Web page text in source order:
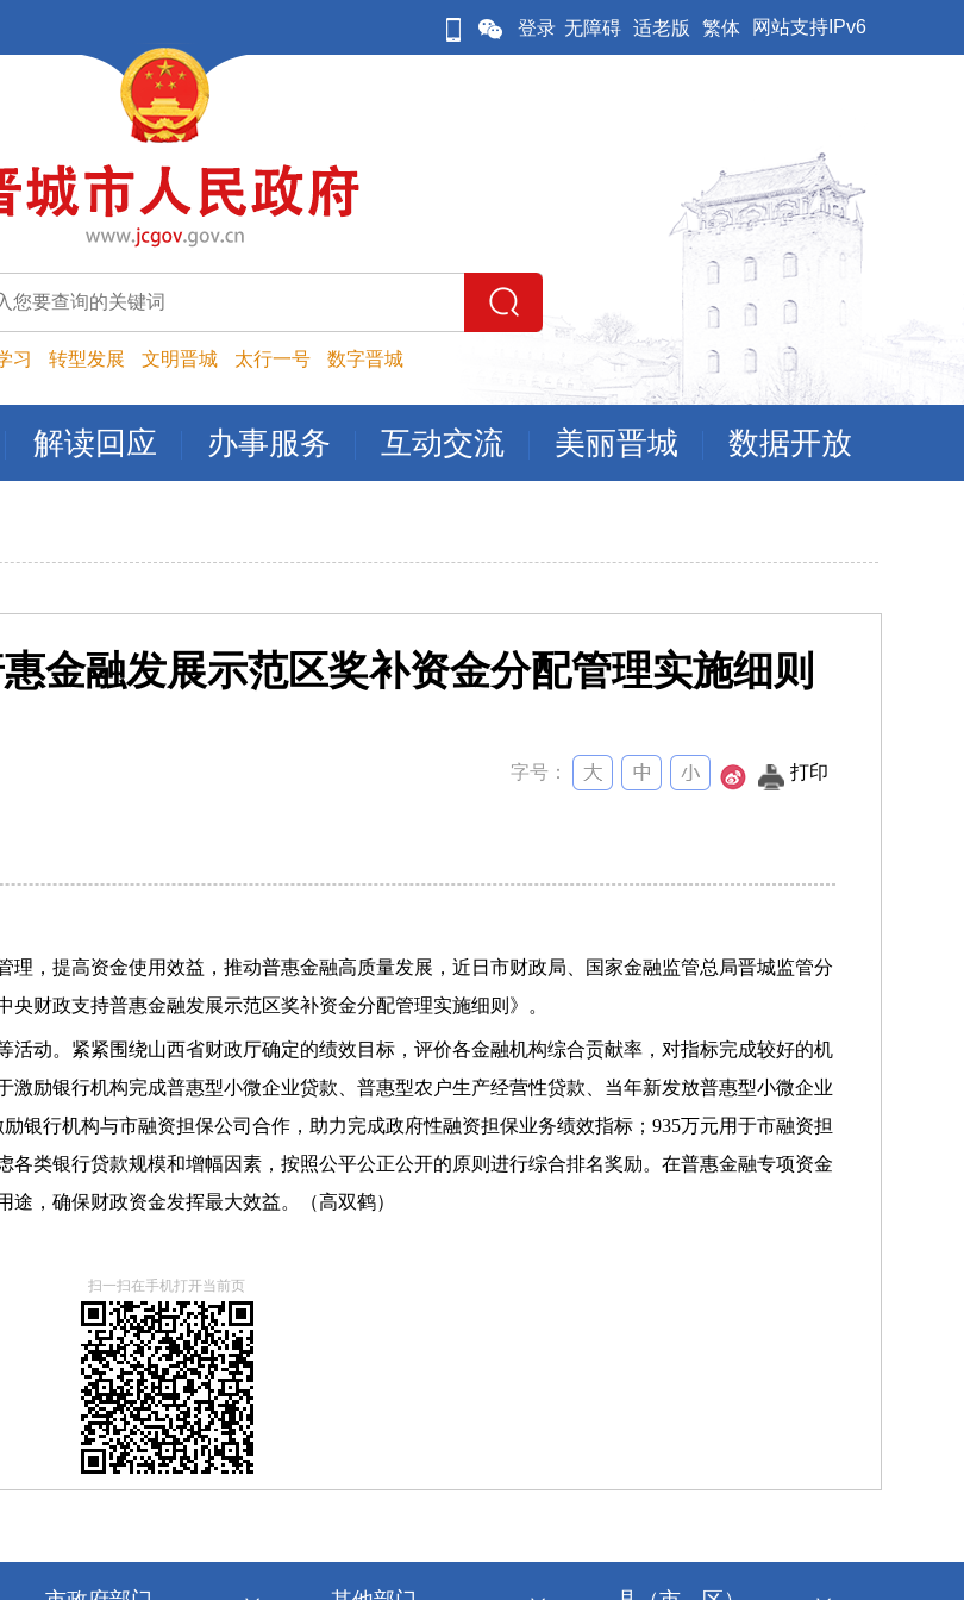
登录 无障碍 适老版 繁体 网站支持IPv6
习 转型发展 文明晋城 太行一号 数字晋城
解读回应 办事服务 互动交流 美丽晋城 数据开放
金融发展示范区奖补资金分配管理实施细则
字号： 打印
，提高资金使用效益，推动普惠金融高质量发展，近日市财政局、国家金融监管总局晋城监管分
财政支持普惠金融发展示范区奖补资金分配管理实施细则》。
活动。紧紧围绕山西省财政厅确定的绩效目标，评价各金融机构综合贡献率，对指标完成较好的机
激励银行机构完成普惠型小微企业贷款、普惠型农户生产经营性贷款、当年新发放普惠型小微企业
银行机构与市融资担保公司合作，助力完成政府性融资担保业务绩效指标；935万元用于市融资担
类银行贷款规模和增幅因素，按照公平公正公开的原则进行综合排名奖励。在普惠金融专项资金
，确保财政资金发挥最大效益。（高双鹤）
扫一扫在手机打开当前页